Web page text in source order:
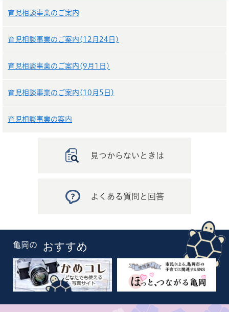
育児相談事業のご案内
育児相談事業のご案内(12月24日)
育児相談事業のご案内(9月1日)
育児相談事業のご案内(10月5日)
育児相談事業の案内
見つからないときは
よくある質問と回答
亀岡の おすすめ